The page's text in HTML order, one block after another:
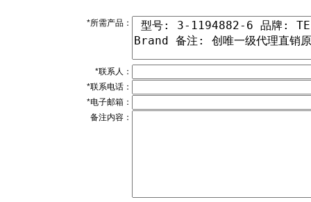
*所需产品：
*联系人：
*联系电话：
*电子邮箱：
备注内容：